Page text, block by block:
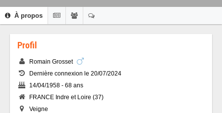
À propos
Profil
Romain Grosset
Dernière connexion le 20/07/2024
14/04/1958 - 68 ans
FRANCE Indre et Loire (37)
Veigne